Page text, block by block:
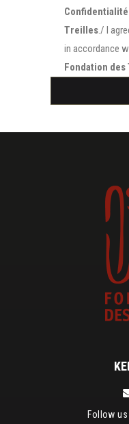
Treilles./ I
in accordance
Fondation
Follow